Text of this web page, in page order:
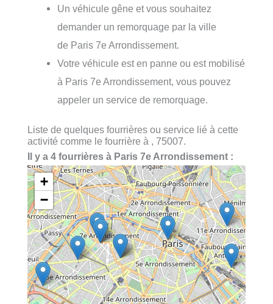
Un véhicule gêne et vous souhaitez
demander un remorquage par la ville
de Paris 7e Arrondissement.
Votre véhicule est en panne ou est mobilisé
à Paris 7e Arrondissement, vous pouvez
appeler un service de remorquage.
Liste de quelques fourrières ou service lié à cette
activité comme le fourrière à , 75007.
Il y a 4 fourrières à Paris 7e Arrondissement :
+
−